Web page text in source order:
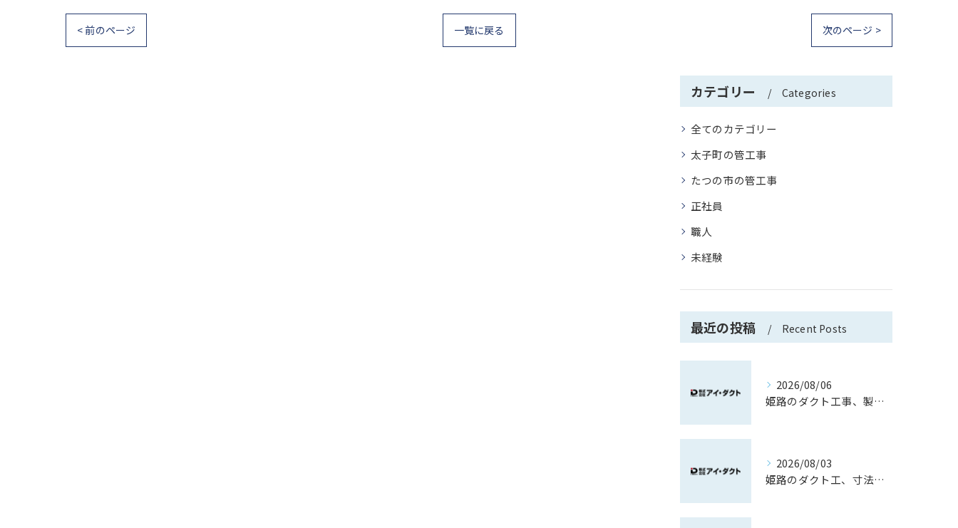
< 前のページ 一覧に戻る 次のページ >
カテゴリー Categories
全てのカテゴリー
太子町の管工事
たつの市の管工事
正社員
職人
未経験
最近の投稿 Recent Posts
2026/08/06
姫路のダクト工事、製作から取付で覚える現場職
2026/08/03
姫路のダクト工、寸法取りから育つ現場力